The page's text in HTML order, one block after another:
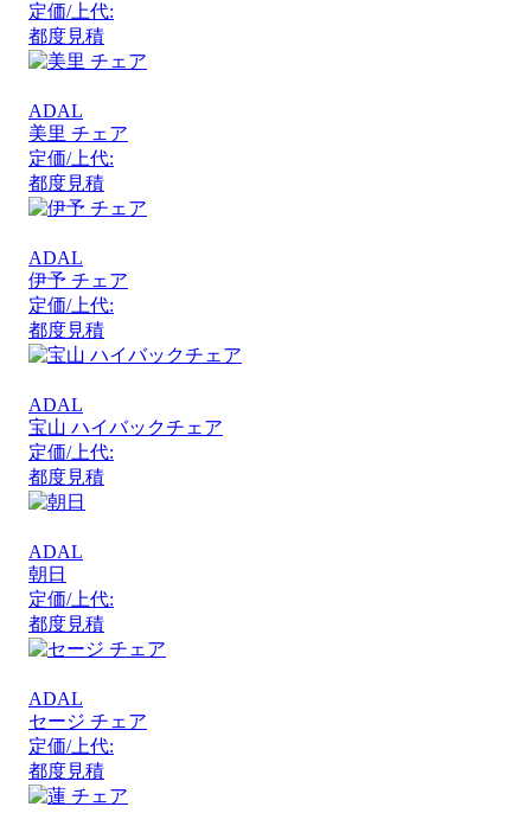
定価/上代:
都度見積
ADAL
美里 チェア
定価/上代:
都度見積
ADAL
伊予 チェア
定価/上代:
都度見積
ADAL
宝山 ハイバックチェア
定価/上代:
都度見積
ADAL
朝日
定価/上代:
都度見積
ADAL
セージ チェア
定価/上代:
都度見積